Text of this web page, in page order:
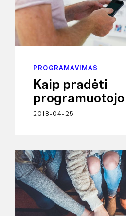
PROGRAMAVIMAS
Kaip pradėti
2018-04-25